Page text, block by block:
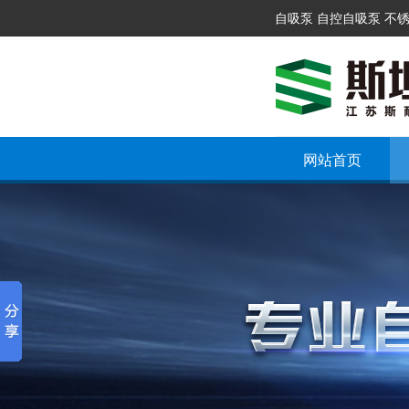
自吸泵 自控自吸泵 不
网站首页